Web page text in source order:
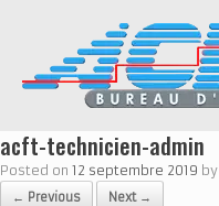
acft-technicien-admin
Posted on 12 septembre 2019 by
← Previous Next →